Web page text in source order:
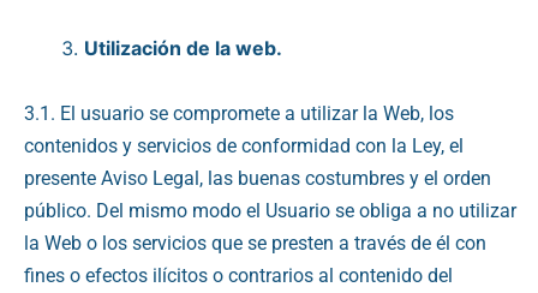
Utilización de la web.
3.1. El usuario se compromete a utilizar la Web, los
contenidos y servicios de conformidad con la Ley, el
presente Aviso Legal, las buenas costumbres y el orden
público. Del mismo modo el Usuario se obliga a no utilizar
la Web o los servicios que se presten a través de él con
fines o efectos ilícitos o contrarios al contenido del